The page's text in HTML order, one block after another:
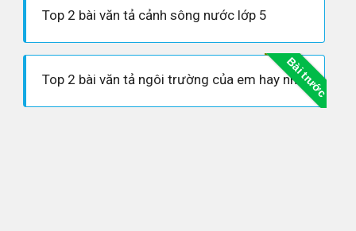
Top 2 bài văn tả cảnh sông nước lớp 5
Bài trước
Top 2 bài văn tả ngôi trường của em hay nhất